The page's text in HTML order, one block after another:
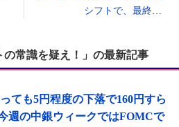
シフトで、最終…
常識を疑え！」の最新記事
ても5円程度の下落で160円すら
週の中銀ウィークではFOMCで